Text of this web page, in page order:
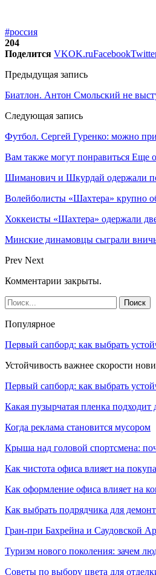
#россия
204
Поделится VKOK.ruFacebook
Предыдущая запись
Биатлон. Антон Смольский не
Следующая запись
Футбол. Сергей Гуренко: можно
Вам также могут понравиться Еще
Шиманович и Шкурдай одержали
Волейболисты «Шахтера» крупно
Хоккеисты «Шахтера» одержали
Минские динамовцы сыграли
Prev Next
Комментарии закрыты.
Популярное
Первый сапборд: как выбрать
Устойчивость важнее скорости
Первый сапборд: как выбрать
Какая пузырчатая пленка
Когда реклама становится мусором
Крыша над головой спортсмена:
Как чистота офиса влияет на
Как оформление офиса влияет на
Как выбрать подрядчика для
Гран-при Бахрейна и Саудовской
Туризм нового поколения: зачем
Советы по выбору цвета для